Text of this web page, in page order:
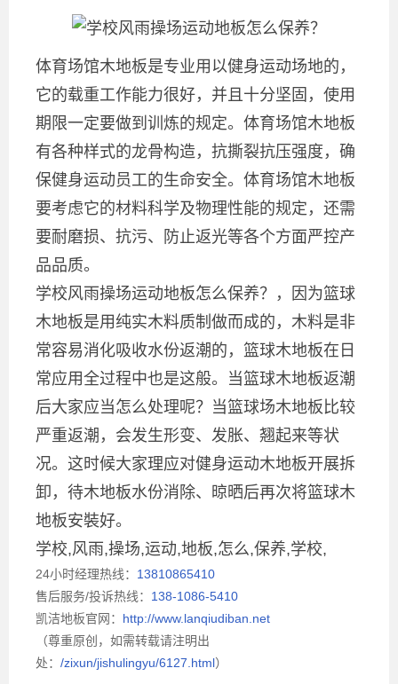
体育场馆木地板是专业用以健身运动场地的，
它的载重工作能力很好，并且十分坚固，使用
期限一定要做到训炼的规定。体育场馆木地板
有各种样式的龙骨构造，抗撕裂抗压强度，确
保健身运动员工的生命安全。体育场馆木地板
要考虑它的材料科学及物理性能的规定，还需
要耐磨损、抗污、防止返光等各个方面严控产
品品质。
学校风雨操场运动地板怎么保养？，因为篮球
木地板是用纯实木料质制做而成的，木料是非
常容易消化吸收水份返潮的，篮球木地板在日
常应用全过程中也是这般。当篮球木地板返潮
后大家应当怎么处理呢？当篮球场木地板比较
严重返潮，会发生形变、发胀、翘起来等状
况。这时候大家理应对健身运动木地板开展拆
卸，待木地板水份消除、晾晒后再次将篮球木
地板安裝好。
学校,风雨,操场,运动,地板,怎么,保养,学校,
24小时经理热线： 13810865410
售后服务/投诉热线： 138-1086-5410
凯洁地板官网： http://www.lanqiudiban.net
（尊重原创，如需转载请注明出
处： /zixun/jishulingyu/6127.html）